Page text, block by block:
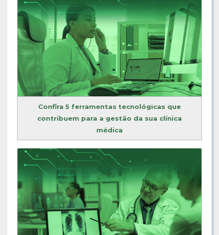
Confira 5 ferramentas tecnológicas que
contribuem para a gestão da sua clínica
médica